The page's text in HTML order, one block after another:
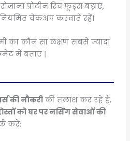
प्रोटीन रिच फूड्स बढ़ाएं,
नियमित चेकअप करवाते रहें।
का कौन सा लक्षण सबसे ज्यादा
में बताएं |
की नौकरीकी तलाश कर रहे हैं,
को घर पर नर्सिंग सेवाओं की
करें: